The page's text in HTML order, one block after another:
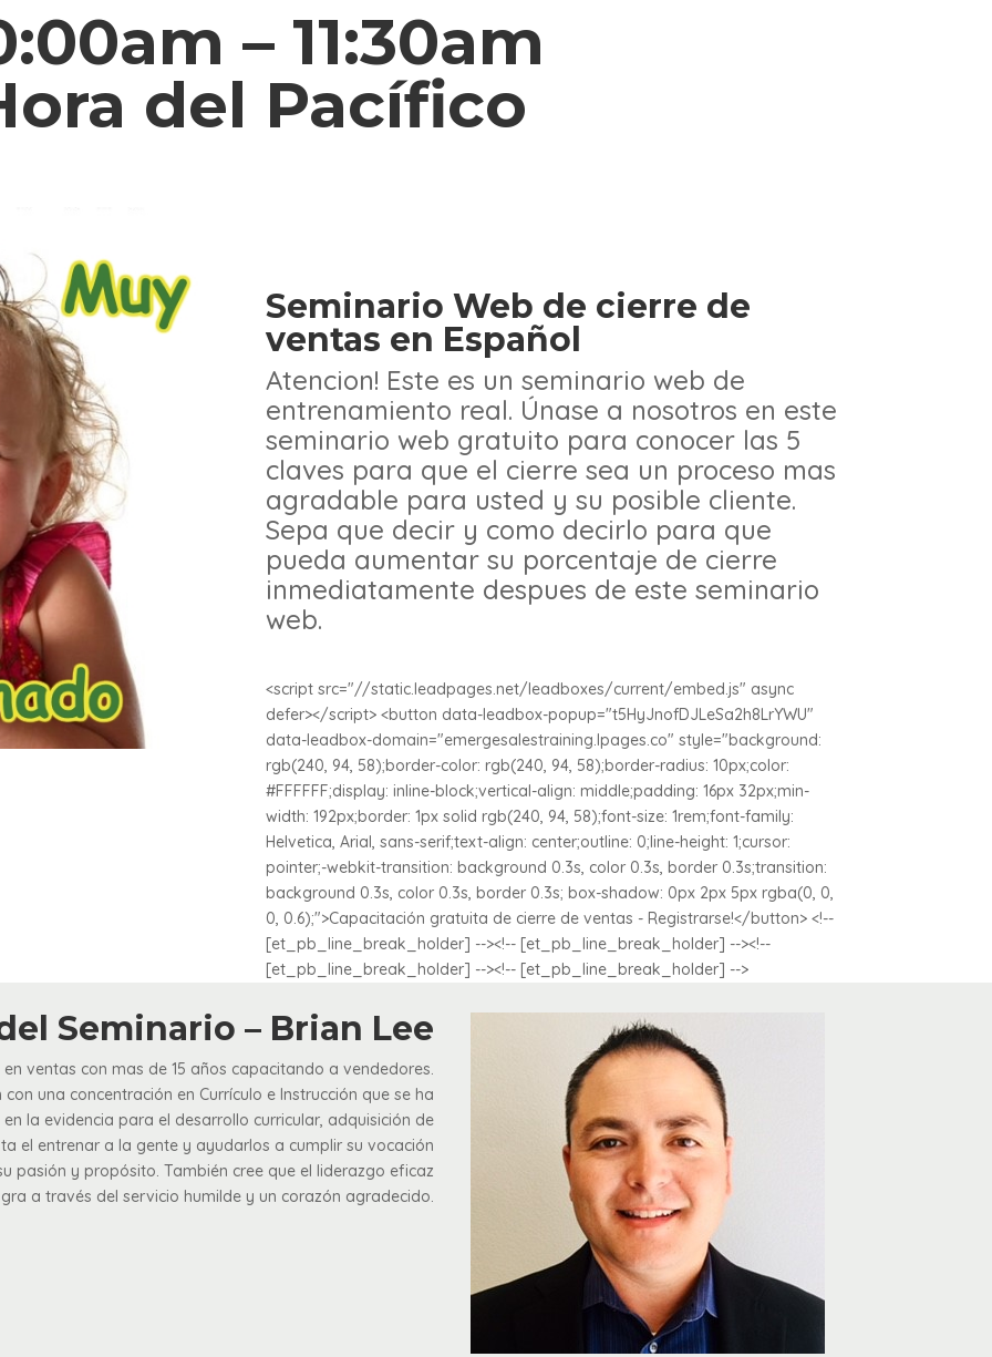
– 11:30am
del Pacífico
Seminario Web de cierre de
ventas en Español
Atencion! Este es un seminario web de
entrenamiento real. Únase a nosotros en este
seminario web gratuito para conocer las 5
claves para que el cierre sea un proceso mas
agradable para usted y su posible cliente.
Sepa que decir y como decirlo para que
pueda aumentar su porcentaje de cierre
inmediatamente despues de este seminario
web.
<script src="//static.leadpages.net/leadboxes/current/embed.js" async
defer></script> <button data-leadbox-popup="t5HyJnofDJLeSa2h8LrYWU"
data-leadbox-domain="emergesalestraining.lpages.co" style="background:
rgb(240, 94, 58);border-color: rgb(240, 94, 58);border-radius: 10px;color:
#FFFFFF;display: inline-block;vertical-align: middle;padding: 16px 32px;min-
width: 192px;border: 1px solid rgb(240, 94, 58);font-size: 1rem;font-family:
Helvetica, Arial, sans-serif;text-align: center;outline: 0;line-height: 1;cursor:
pointer;-webkit-transition: background 0.3s, color 0.3s, border 0.3s;transition:
background 0.3s, color 0.3s, border 0.3s; box-shadow: 0px 2px 5px rgba(0, 0,
0, 0.6);">Capacitación gratuita de cierre de ventas - Registrarse!</button> <!--
[et_pb_line_break_holder] --><!-- [et_pb_line_break_holder] --><!--
[et_pb_line_break_holder] --><!-- [et_pb_line_break_holder] -->
Seminario – Brian Lee
ventas con mas de 15 años capacitando a vendedores.
una concentración en Currículo e Instrucción que se ha
la evidencia para el desarrollo curricular, adquisición de
el entrenar a la gente y ayudarlos a cumplir su vocación
pasión y propósito. También cree que el liderazgo eficaz
a través del servicio humilde y un corazón agradecido.